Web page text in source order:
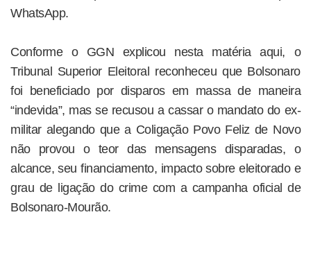
WhatsApp.
Conforme o GGN explicou nesta matéria aqui, o
Tribunal Superior Eleitoral reconheceu que Bolsonaro
foi beneficiado por disparos em massa de maneira
“indevida”, mas se recusou a cassar o mandato do ex-
militar alegando que a Coligação Povo Feliz de Novo
não provou o teor das mensagens disparadas, o
alcance, seu financiamento, impacto sobre eleitorado e
grau de ligação do crime com a campanha oficial de
Bolsonaro-Mourão.